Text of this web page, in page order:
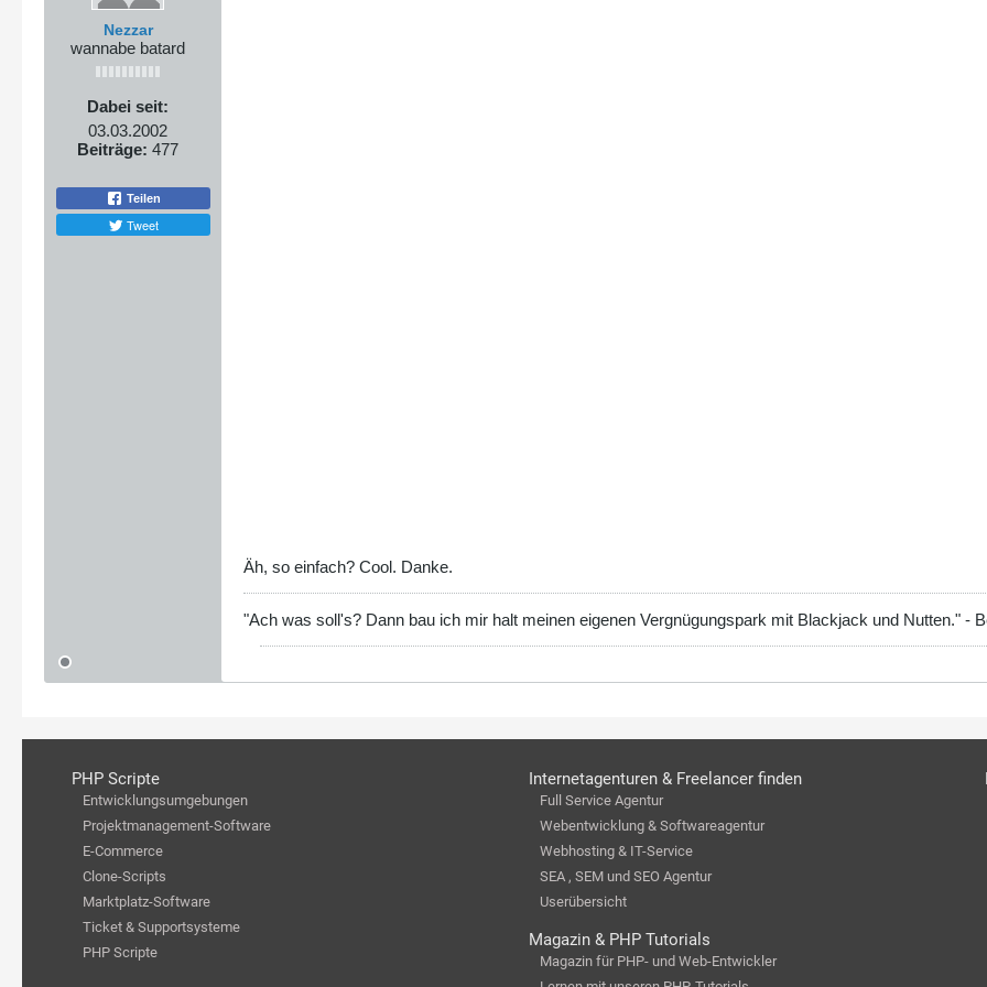
Nezzar
wannabe batard
Dabei seit:
03.03.2002
Beiträge: 477
Teilen
Tweet
Äh, so einfach? Cool. Danke.
"Ach was soll's? Dann bau ich mir halt meinen eigenen Vergnügungspark mit Blackjack und Nutten." -
PHP Scripte
Entwicklungsumgebungen
Projektmanagement-Software
E-Commerce
Clone-Scripts
Marktplatz-Software
Ticket & Supportsysteme
PHP Scripte
Internetagenturen & Freelancer finden
Full Service Agentur
Webentwicklung & Softwareagentur
Webhosting & IT-Service
SEA , SEM und SEO Agentur
Userübersicht
Magazin & PHP Tutorials
Magazin für PHP- und Web-Entwickler